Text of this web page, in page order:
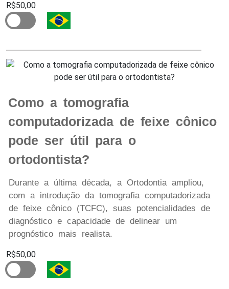
R$50,00
Como a tomografia
computadorizada de feixe cônico
pode ser útil para o
ortodontista?
Durante a última década, a Ortodontia ampliou,
com a introdução da tomografia computadorizada
de feixe cônico (TCFC), suas potencialidades de
diagnóstico e capacidade de delinear um
prognóstico mais realista.
R$50,00